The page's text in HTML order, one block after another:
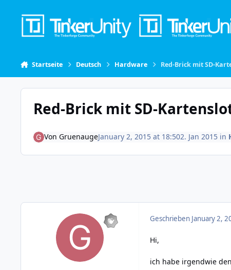
Startseite Deutsch Hardware Red-Brick mit SD-
Red-Brick mit SD-
Von GruenaugeJanuary 2, 2015 at 18:502. Jan 2015in
Geschrieben January 2,
Hi,
ich habe irgendwie